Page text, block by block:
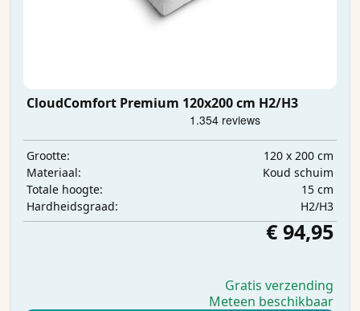
CloudComfort Premium 120x200 cm H2/H3
Grootte:
120 x 200 cm
Materiaal:
Koud schuim
Totale hoogte:
15 cm
Hardheidsgraad:
H2/H3
€ 94,95
Gratis verzending
Meteen beschikbaar